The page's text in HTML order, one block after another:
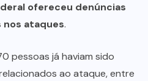
ofereceu denúncias
nos ataques.
pessoas já haviam sido
ao ataque, entre